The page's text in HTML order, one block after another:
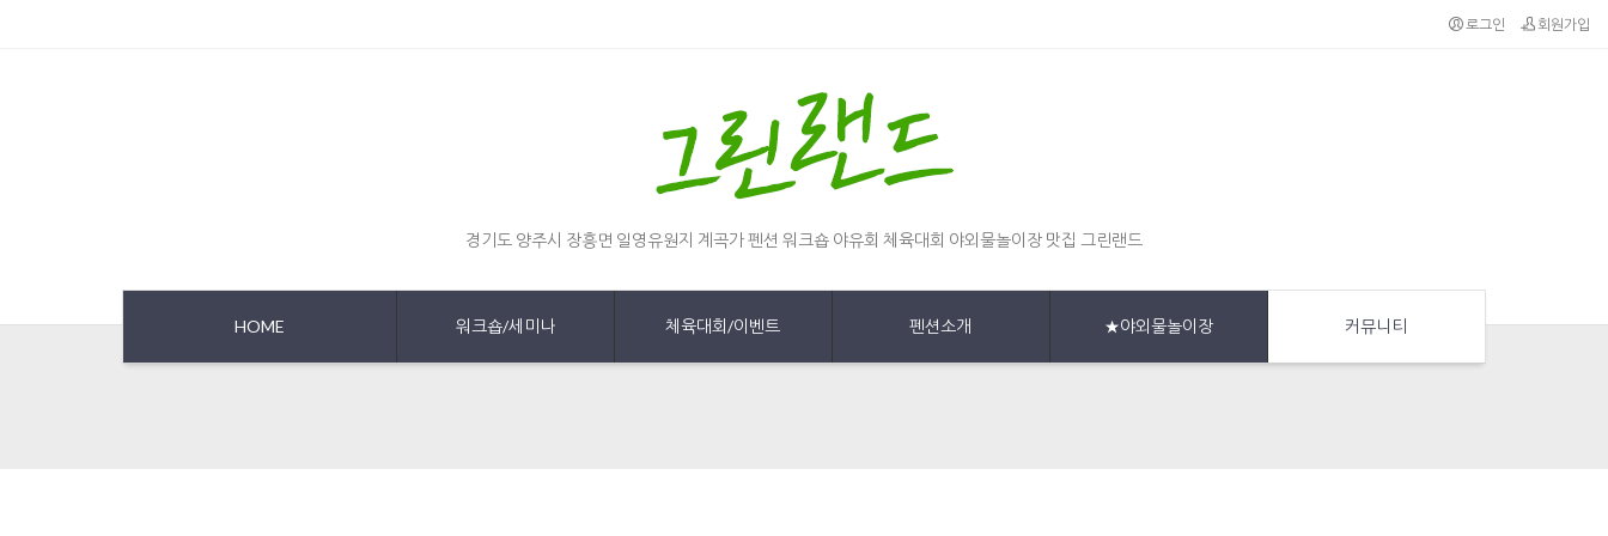
로그인 회원가입
경기도 양주시 장흥면 일영유원지 계곡가 펜션 워크숍 야유회 체육대회 야외물놀이장 맛집 그린랜드
HOME 워크숍/세미나 체육대회/이벤트 펜션소개 ★야외물놀이장 커뮤니티